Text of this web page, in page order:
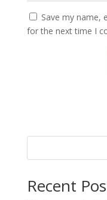
Save my name,
for the next time I
Recent